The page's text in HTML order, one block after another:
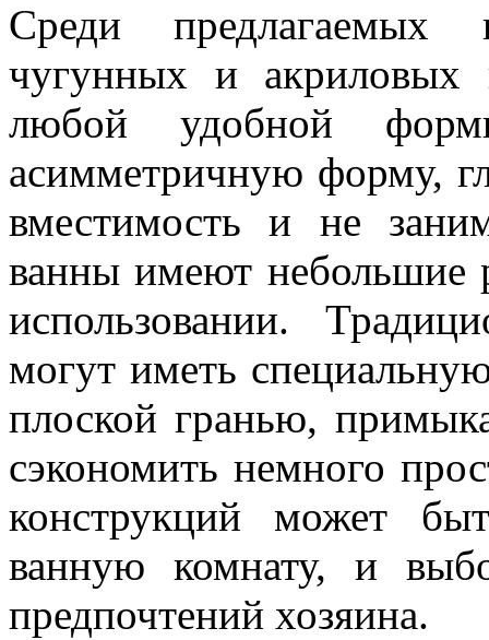
Среди предлагаемых
чугунных и акриловых
любой удобной
асимметричную форму,
вместимость и не
ванны имеют небольшие
использовании.
могут иметь
плоской гранью,
сэкономить немного
конструкций может
ванную комнату, и
предпочтений хозяина.